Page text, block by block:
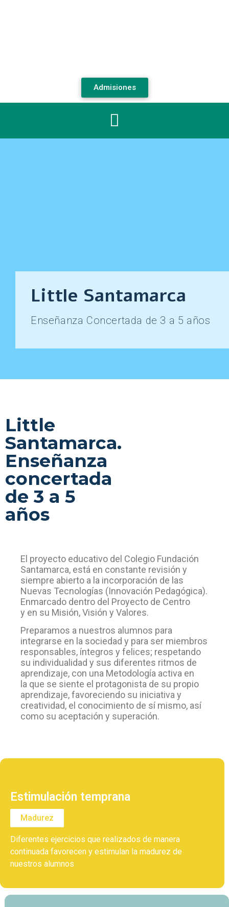
Admisiones
Little Santamarca
Enseñanza Concertada de 3 a 5 años
Little
Santamarca.
Enseñanza
concertada
de 3 a 5
años
El proyecto educativo del Colegio Fundación
Santamarca, está en constante revisión y
siempre abierto a la incorporación de las
Nuevas Tecnologías (Innovación Pedagógica).
Enmarcado dentro del Proyecto de Centro
y en su Misión, Visión y Valores.
Preparamos a nuestros alumnos para
integrarse en la sociedad y para ser miembros
responsables, íntegros y felices; respetando
su individualidad y sus diferentes ritmos de
aprendizaje, con una Metodología activa en
la que se siente el protagonista de su propio
aprendizaje, favoreciendo su iniciativa y
creatividad, el conocimiento de sí mismo, así
como su aceptación y superación.
Estimulación temprana
Madurez
Diferentes ejercicios que realizados de manera
continuada favorecen y estimulan la madurez de
nuestros alumnos